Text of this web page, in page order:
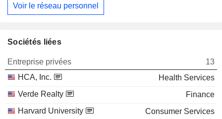
Voir le réseau personnel
Sociétés liées
Entreprise privées
13
HCA, Inc.
Health Services
Verde Realty
Finance
Harvard University
Consumer Services